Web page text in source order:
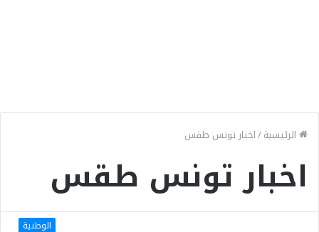
الرئيسية/اخبار تونس طقس
اخبار تونس طقس
الوطنية